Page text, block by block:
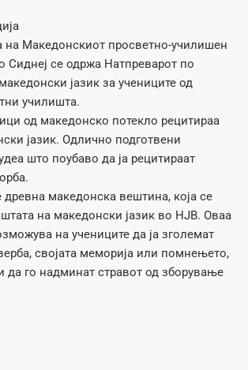
на Македонскиот просветно-училишен
Сиднеј се одржа Натпреварот по
јазик за учениците од
училишта.
од македонско потекло рецитираа
јазик. Одлично подготвени
што поубаво да ја рецитираат
македонска вештина, која се
на македонски јазик во НЈВ. Оваа
на учениците да ја зголемат
својата меморија или помнењето,
да го надминат стравот од зборување